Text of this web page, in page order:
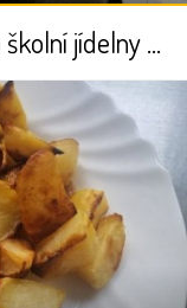
Hledáme letního brigádníka do školní jídelny (příměstské tábory)